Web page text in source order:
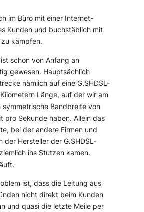
im Büro mit einer Internet-
Kunden und buchstäblich mit
kämpfen.
schon von Anfang an
gewesen. Hauptsächlich
nämlich auf eine G.SHDSL-
Länge, auf der wir am
symmetrische Bandbreite von
pro Sekunde haben. Allein das
bei der andere Firmen und
der Hersteller der G.SHDSL-
ins Stutzen kamen.
ist, dass die Leitung aus
nicht direkt beim Kunden
und quasi die letzte Meile per